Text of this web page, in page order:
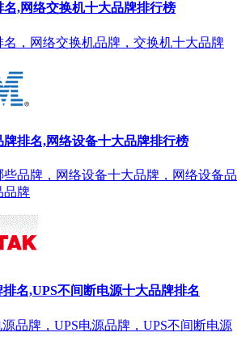
名,网络交换机十大品牌排行榜
名，网络交换机品牌，交换机十大品牌
牌排名,网络设备十大品牌排行榜
些品牌，网络设备十大品牌，网络设备品
品牌
排名,UPS不间断电源十大品牌排名
品牌，UPS电源品牌，UPS不间断电源